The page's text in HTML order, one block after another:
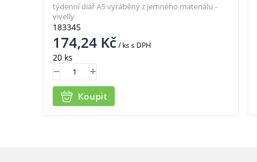
183345
174,24 Kč/ kss DPH
20 ks
Koupit
týdenní diář A5 vyráběný z jemného materiálu -
vivelly